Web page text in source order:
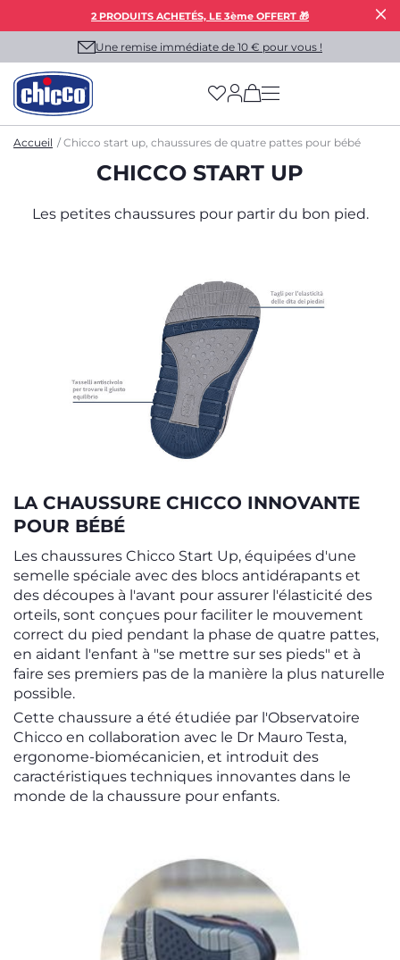
2 PRODUITS ACHETÉS, LE 3ème OFFERT 🎁
Une remise immédiate de 10 € pour vous !
(has more options
Accueil Chicco start up, chaussures de quatre pattes pour bébé
CHICCO START UP
Les petites chaussures pour partir du bon pied.
LA CHAUSSURE CHICCO INNOVANTE
POUR BÉBÉ
Les chaussures Chicco Start Up, équipées d'une
semelle spéciale avec des blocs antidérapants et
des découpes à l'avant pour assurer l'élasticité des
orteils, sont conçues pour faciliter le mouvement
correct du pied pendant la phase de quatre pattes,
en aidant l'enfant à "se mettre sur ses pieds" et à
faire ses premiers pas de la manière la plus naturelle
possible.
Cette chaussure a été étudiée par l'Observatoire
Chicco en collaboration avec le Dr Mauro Testa,
ergonome-biomécanicien, et introduit des
caractéristiques techniques innovantes dans le
monde de la chaussure pour enfants.